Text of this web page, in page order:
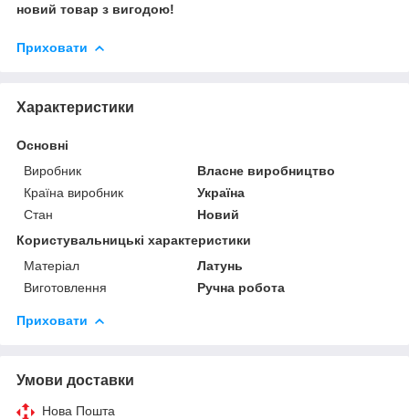
новий товар з вигодою!
Приховати
Характеристики
Основні
Виробник
Власне виробництво
Країна виробник
Україна
Стан
Новий
Користувальницькі характеристики
Матеріал
Латунь
Виготовлення
Ручна робота
Приховати
Умови доставки
Нова Пошта